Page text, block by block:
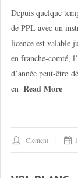
Depuis quelque
de PPL avec un
licence est valable
en franche-comté,
d’année peut-être
en Read More
Clément